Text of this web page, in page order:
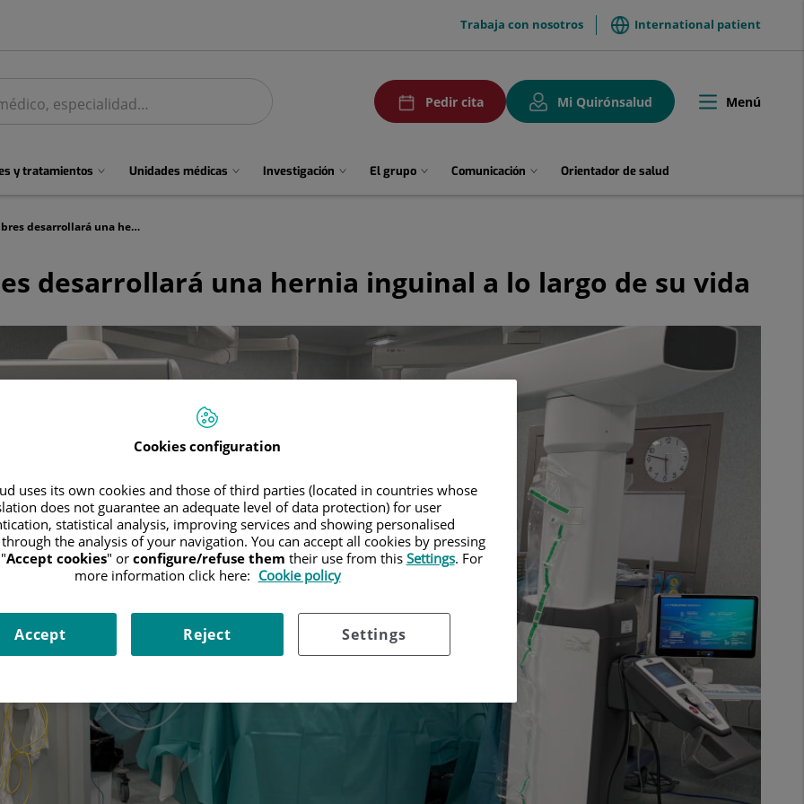
menuTop
Trabaja con nosotros International patient
menuPedirCita
Pedir cita
Mi Quirónsalud
Toggle
Menú
y tratamientos Unidades médicas Investigación El grupo Comunicación Orientador de salud
Uno de cada cuatro hombres desarrollará una hernia inguinal a lo largo de su vida
desarrollará una hernia inguinal a lo largo de su vida
Cookies configuration
uses its own cookies and those of third parties (located in countries whose
does not guarantee an adequate level of data protection) for user
statistical analysis, improving services and showing personalised
the analysis of your navigation. You can accept all cookies by pressing
Accept cookies" or configure/refuse them their use from this Settings. For
more information click here: Cookie policy
Settings
Reject
Accept